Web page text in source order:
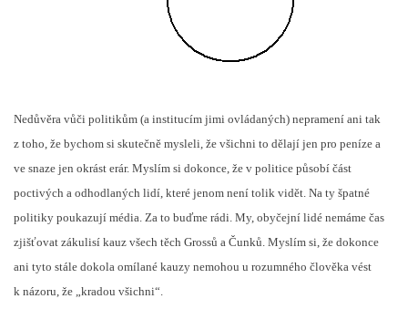
Nedůvěra vůči politikům (a institucím jimi ovládaných) nepramení ani tak
z toho, že bychom si skutečně mysleli, že všichni to dělají jen pro peníze a
ve snaze jen okrást erár. Myslím si dokonce, že v politice působí část
poctivých a odhodlaných lidí, které jenom není tolik vidět. Na ty špatné
politiky poukazují média. Za to buďme rádi. My, obyčejní lidé nemáme čas
zjišťovat zákulisí kauz všech těch Grossů a Čunků. Myslím si, že dokonce
ani tyto stále dokola omílané kauzy nemohou u rozumného člověka vést
k názoru, že „kradou všichni“.